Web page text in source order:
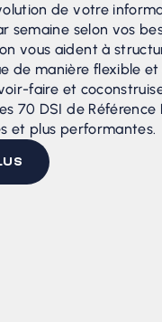
de votre
semaine selon vos
vous aident à
de manière flexible et
faire et
70 DSI de
et plus performantes.